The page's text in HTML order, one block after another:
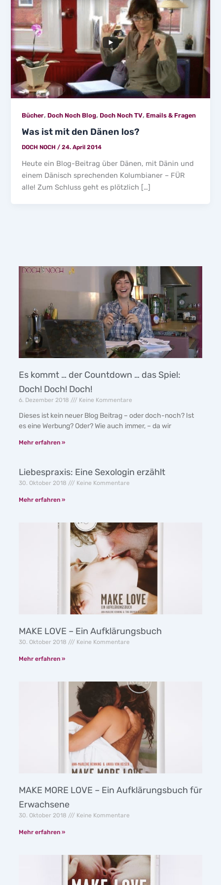
Bücher, Doch Noch Blog, Doch Noch TV, Emails & Fragen
Was ist mit den Dänen los?
DOCH NOCH/24. April 2014
Heute ein Blog-Beitrag über Dänen, mit Dänin und
einem Dänisch sprechenden Kolumbianer – FÜR
alle! Zum Schluss geht es plötzlich […]
Es kommt … der Countdown … das Spiel:
Doch! Doch! Doch!
6. Dezember 2018 Keine Kommentare
Dieses ist kein neuer Blog Beitrag – oder doch-noch? Ist
es eine Werbung? Oder? Wie auch immer, – da wir
Mehr erfahren »
Liebespraxis: Eine Sexologin erzählt
30. Oktober 2018 Keine Kommentare
Mehr erfahren »
MAKE LOVE – Ein Aufklärungsbuch
30. Oktober 2018 Keine Kommentare
Mehr erfahren »
MAKE MORE LOVE – Ein Aufklärungsbuch für
Erwachsene
30. Oktober 2018 Keine Kommentare
Mehr erfahren »